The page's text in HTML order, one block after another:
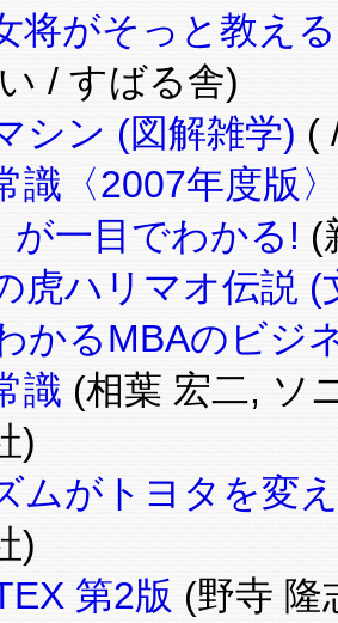
将がそっと教え
/ すばる舎)
シン (図解雑学) (
識〈2007年度版
が一目でわかる! (
虎ハリマオ伝説 (
かるMBAのビジ
識 (相葉 宏二, ソ
)
ムがトヨタを変
)
第2版 (野寺 隆